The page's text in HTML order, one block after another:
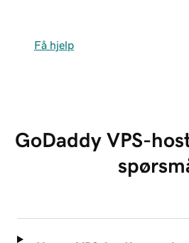
Få hjelp
GoDaddy VPS-